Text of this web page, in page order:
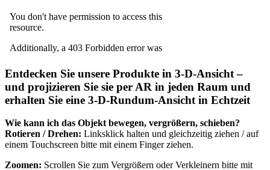
Entdecken Sie unsere Produkte in 3-D-Ansicht –
und projizieren Sie sie per AR in jeden Raum und
erhalten Sie eine 3-D-Rundum-Ansicht in Echtzeit
Wie kann ich das Objekt bewegen, vergrößern, schieben?
Rotieren / Drehen: Linksklick halten und gleichzeitig ziehen / auf
einem Touchscreen bitte mit einem Finger ziehen.
Zoomen: Scrollen Sie zum Vergrößern oder Verkleinern bitte mit